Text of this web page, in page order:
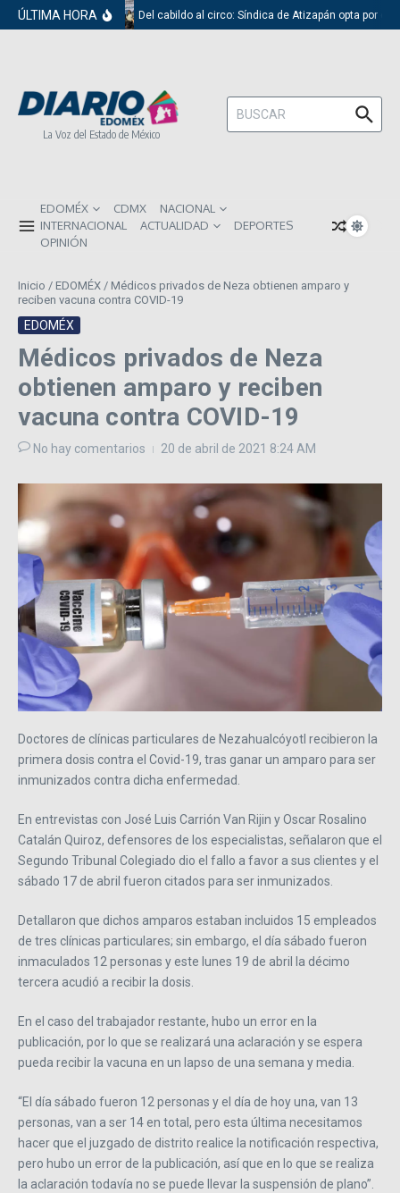
Saltar al contenido
ÚLTIMA HORA Del cabildo al circo: Síndica de Atizapán opta por el
La Voz del Estado de México
Buscar:
EDOMÉX CDMX
NACIONAL
INTERNACIONAL
ACTUALIDAD
DEPORTES
OPINIÓN
Inicio / EDOMÉX / Médicos privados de Neza obtienen amparo y
reciben vacuna contra COVID-19
EDOMÉX
Médicos privados de Neza
obtienen amparo y reciben
vacuna contra COVID-19
No hay comentarios 20 de abril de 2021 8:24 AM
Doctores de clínicas particulares de Nezahualcóyotl recibieron la
primera dosis contra el Covid-19, tras ganar un amparo para ser
inmunizados contra dicha enfermedad.
En entrevistas con José Luis Carrión Van Rijin y Oscar Rosalino
Catalán Quiroz, defensores de los especialistas, señalaron que el
Segundo Tribunal Colegiado dio el fallo a favor a sus clientes y el
sábado 17 de abril fueron citados para ser inmunizados.
Detallaron que dichos amparos estaban incluidos 15 empleados
de tres clínicas particulares; sin embargo, el día sábado fueron
inmaculados 12 personas y este lunes 19 de abril la décimo
tercera acudió a recibir la dosis.
En el caso del trabajador restante, hubo un error en la
publicación, por lo que se realizará una aclaración y se espera
pueda recibir la vacuna en un lapso de una semana y media.
“El día sábado fueron 12 personas y el día de hoy una, van 13
personas, van a ser 14 en total, pero esta última necesitamos
hacer que el juzgado de distrito realice la notificación respectiva,
pero hubo un error de la publicación, así que en lo que se realiza
la aclaración todavía no se puede llevar la suspensión de plano”.